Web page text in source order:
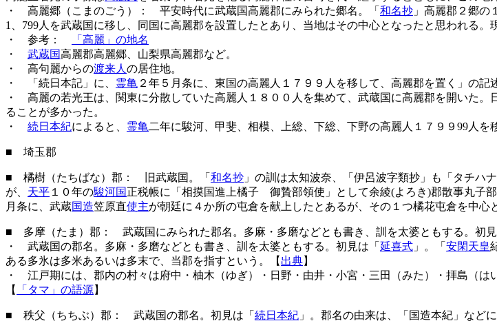
・ 高麗郷（こまのごう）： 平安時代に武蔵国高麗郡にみられた郷名。「 和名抄 」高麗郡２郷の
1、799人を武蔵国に移し、同国に高麗郡を設置したとあり、当地はその中心となったと思われる。
・ 参考：
「高麗」の地名
・ 武蔵国高麗郡高麗郷、山梨県高麗郡など。
・ 高句麗からの渡来人 の居住地。
・ 「続日本記」に、 霊亀 ２年５月条に、東国の高麗人１７９９人を移して、高麗郡を置く」の記
・ 高麗の若光王は、関東に分散していた高麗人１８００人を集めて、武蔵国に高麗郡を開いた。
ることが多かった。
・ 続日本紀によると、 霊亀 二年に駿河、甲斐、相模、上総、下総、下野の高麗人１７９９99人を
■ 埼玉郡
■ 橘樹（たちばな）郡： 旧武蔵国。「 和名抄 」の訓は太知波奈、「伊呂波字類抄」も「タチハ
が、 天平 １０年の駿河国正税帳に「相摸国進上橘子 御贄部領使」として余綾(よろき)郡散事丸子
月条に、武蔵国造笠原直使主が朝廷に４か所の屯倉を献上したとあるが、その１つ橘花屯倉を中心
■ 多摩（たま）郡： 武蔵国にみられた郡名。多麻・多磨などとも書き、訓を太婆ともする。初見
・ 武蔵国の郡名。多麻・多磨などとも書き、訓を太婆ともする。初見は「 延喜式 」。「 安閑天皇
ある多氷は多米あるいは多末で、当郡を指すという。【 出典】
・ 江戸期には、郡内の村々は府中・柚木（ゆぎ）・日野・由井・小宮・三田（みた）・拝島（
【
「タマ」の語源】
■ 秩父（ちちぶ）郡： 武蔵国の郡名。初見は「 続日本紀 」。郡名の由来は、「国造本紀」など